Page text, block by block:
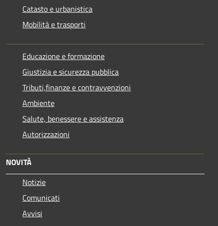
Catasto e urbanistica
Mobilità e trasporti
Educazione e formazione
Giustizia e sicurezza pubblica
Tributi,finanze e contravvenzioni
Ambiente
Salute, benessere e assistenza
Autorizzazioni
NOVITÀ
Notizie
Comunicati
Avvisi